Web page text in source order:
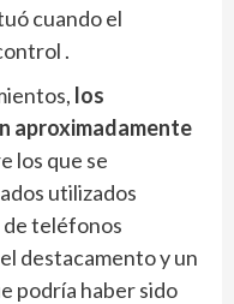
cuando el
.
los
aproximadamente
los que se
utilizados
de teléfonos
destacamento y un
podría haber sido